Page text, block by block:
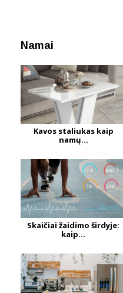
Namai
Kavos staliukas kaip
namų...
Skaičiai žaidimo širdyje:
kaip...